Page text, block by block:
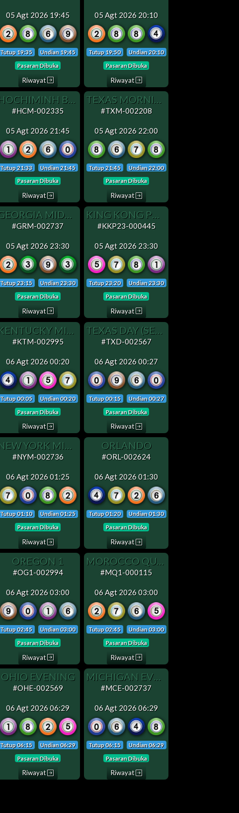
05 Agt 2026 19:45
Tutup 19:35 Undian 19:45
Pasaran Dibuka
Riwayat
05 Agt 2026 20:10
Tutup 19:50 Undian 20:10
Pasaran Dibuka
Riwayat
#HCM-002335
05 Agt 2026 21:45
Tutup 21:33 Undian 21:45
Pasaran Dibuka
Riwayat
#TXM-002208
05 Agt 2026 22:00
Tutup 21:45 Undian 22:00
Pasaran Dibuka
Riwayat
GEORGIA MIDDAY
#GRM-002737
05 Agt 2026 23:30
Tutup 23:15 Undian 23:30
Pasaran Dibuka
Riwayat
KING KONG POOLS 23
#KKP23-000445
05 Agt 2026 23:30
Tutup 23:20 Undian 23:30
Pasaran Dibuka
Riwayat
KENTUCKY MIDDAY
#KTM-002995
06 Agt 2026 00:20
Tutup 00:05 Undian 00:20
Pasaran Dibuka
Riwayat
TEXAS DAY (SENIN OFF)
#TXD-002567
06 Agt 2026 00:27
Tutup 00:15 Undian 00:27
Pasaran Dibuka
Riwayat
NEW YORK MIDDAY
#NYM-002736
06 Agt 2026 01:25
Tutup 01:10 Undian 01:25
Pasaran Dibuka
Riwayat
ORLANDO
#ORL-002624
06 Agt 2026 01:30
Tutup 01:20 Undian 01:30
Pasaran Dibuka
Riwayat
OREGON 1
#OG1-002994
06 Agt 2026 03:00
Tutup 02:45 Undian 03:00
Pasaran Dibuka
Riwayat
MOROCCO QUATRO 1
#MQ1-000115
06 Agt 2026 03:00
Tutup 02:45 Undian 03:00
Pasaran Dibuka
Riwayat
OHIO EVENING
#OHE-002569
06 Agt 2026 06:29
Tutup 06:15 Undian 06:29
Pasaran Dibuka
Riwayat
#MCE-002737
06 Agt 2026 06:29
Tutup 06:15 Undian 06:29
Pasaran Dibuka
Riwayat